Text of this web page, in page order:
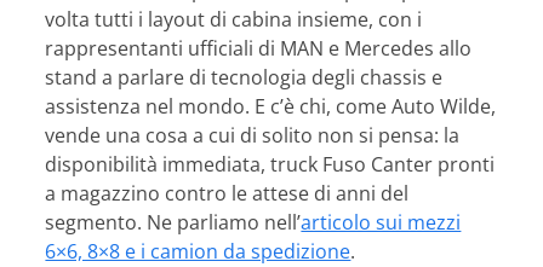
volta tutti i layout di cabina insieme, con i
rappresentanti ufficiali di MAN e Mercedes allo
stand a parlare di tecnologia degli chassis e
assistenza nel mondo. E c’è chi, come Auto Wilde,
vende una cosa a cui di solito non si pensa: la
disponibilità immediata, truck Fuso Canter pronti
a magazzino contro le attese di anni del
segmento. Ne parliamo nell’articolo sui mezzi
6×6, 8×8 e i camion da spedizione.